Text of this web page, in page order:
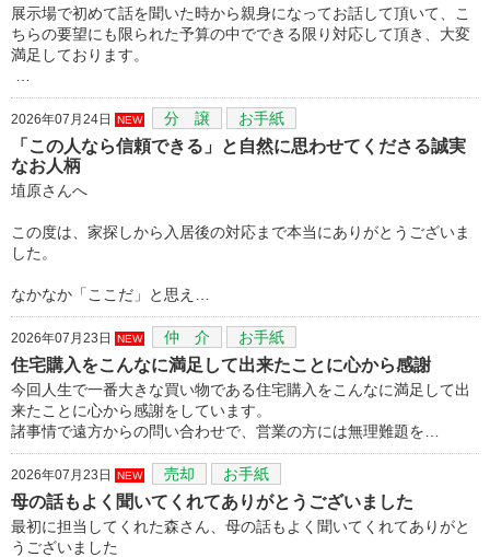
展示場で初めて話を聞いた時から親身になってお話して頂いて、こ
ちらの要望にも限られた予算の中でできる限り対応して頂き、大変
満足しております。
2026年07月24日 NEW 分 譲 お手紙
「この人なら信頼できる」と自然に思わせてくださる誠実
なお人柄
埴原さんへ
この度は、家探しから入居後の対応まで本当にありがとうございま
した。
なかなか「ここだ」と思え…
2026年07月23日 NEW 仲 介 お手紙
住宅購入をこんなに満足して出来たことに心から感謝
今回人生で一番大きな買い物である住宅購入をこんなに満足して出
来たことに心から感謝をしています。
諸事情で遠方からの問い合わせで、営業の方には無理難題を…
2026年07月23日 NEW 売却 お手紙
母の話もよく聞いてくれてありがとうございました
最初に担当してくれた森さん、母の話もよく聞いてくれてありがと
うございました